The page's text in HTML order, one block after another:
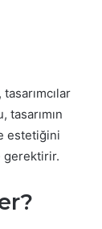
estetiğini
gerektirir.